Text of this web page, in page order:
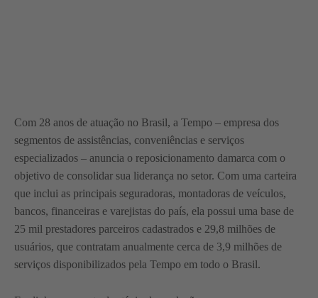
Com 28 anos de atuação no Brasil, a Tempo – empresa dos
segmentos de assistências, conveniências e serviços
especializados – anuncia o reposicionamento damarca com o
objetivo de consolidar sua liderança no setor. Com uma carteira
que inclui as principais seguradoras, montadoras de veículos,
bancos, financeiras e varejistas do país, ela possui uma base de
25 mil prestadores parceiros cadastrados e 29,8 milhões de
usuários, que contratam anualmente cerca de 3,9 milhões de
serviços disponibilizados pela Tempo em todo o Brasil.